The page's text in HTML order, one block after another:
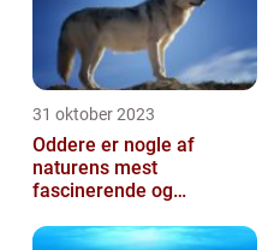
31 oktober 2023
Oddere er nogle af
naturens mest
fascinerende og